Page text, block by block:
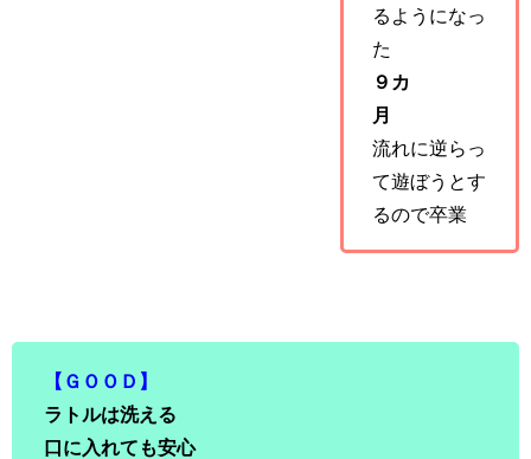
るようになっ
た
９カ
月
流れに逆らっ
て遊ぼうとす
るので卒業
【ＧＯＯＤ】
ラトルは洗える
口に入れても安心